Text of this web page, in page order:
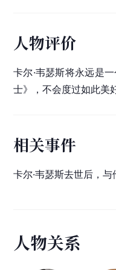
人物评价
卡尔·韦瑟斯将永远是
士》，不会度过如此美
相关事件
卡尔·韦瑟斯去世后，
人物关系